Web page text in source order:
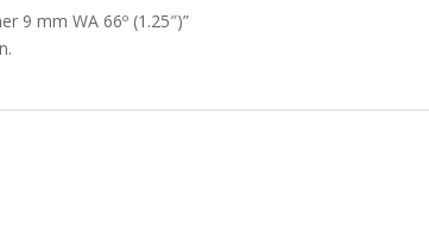
9 mm WA 66º (1.25″)”